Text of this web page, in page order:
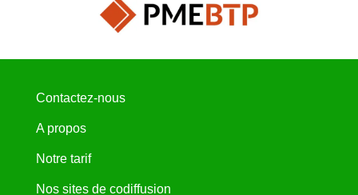
Contactez-nous
A propos
Notre tarif
Nos sites de codiffusion